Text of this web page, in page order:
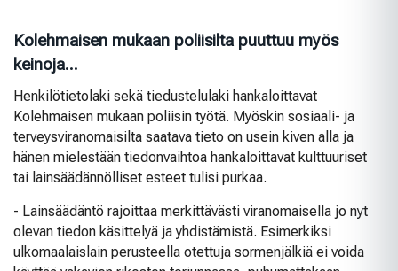
Kolehmaisen mukaan poliisilta puuttuu myös
keinoja...
Henkilötietolaki sekä tiedustelulaki hankaloittavat
Kolehmaisen mukaan poliisin työtä. Myöskin sosiaali- ja
terveysviranomaisilta saatava tieto on usein kiven alla ja
hänen mielestään tiedonvaihtoa hankaloittavat kulttuuriset
tai lainsäädännölliset esteet tulisi purkaa.
- Lainsäädäntö rajoittaa merkittävästi viranomaisella jo nyt
olevan tiedon käsittelyä ja yhdistämistä. Esimerkiksi
ulkomaalaislain perusteella otettuja sormenjälkiä ei voida